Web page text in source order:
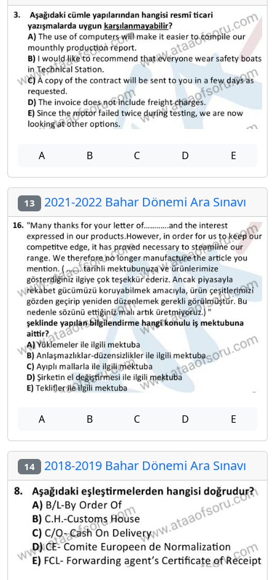
A B C D E
13 2021-2022 Bahar Dönemi Ara Sınavı
A B C D E
14 2018-2019 Bahar Dönemi Ara Sınavı